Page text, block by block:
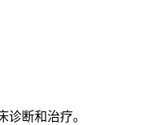
诊断和治疗。